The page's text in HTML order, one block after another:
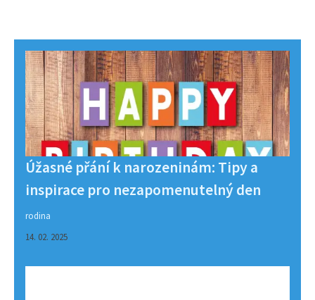
Úžasné přání k narozeninám: Tipy a
inspirace pro nezapomenutelný den
rodina
14. 02. 2025